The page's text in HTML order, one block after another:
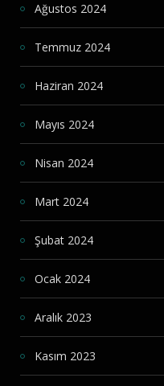
Ağustos 2024
Temmuz 2024
Haziran 2024
Mayıs 2024
Nisan 2024
Mart 2024
Şubat 2024
Ocak 2024
Aralık 2023
Kasım 2023